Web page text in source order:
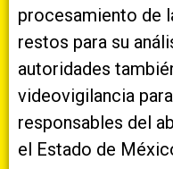
procesamiento de
restos para su
autoridades
videovigilancia
responsables del
el Estado de